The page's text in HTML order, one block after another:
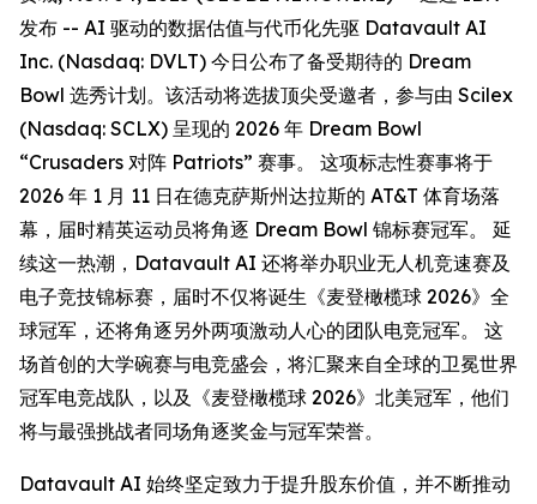
发布 -- AI 驱动的数据估值与代币化先驱 Datavault AI
Inc. (Nasdaq: DVLT) 今日公布了备受期待的 Dream
Bowl 选秀计划。该活动将选拔顶尖受邀者，参与由 Scilex
(Nasdaq: SCLX) 呈现的 2026 年 Dream Bowl
“Crusaders 对阵 Patriots” 赛事。 这项标志性赛事将于
2026 年 1 月 11 日在德克萨斯州达拉斯的 AT&T 体育场落
幕，届时精英运动员将角逐 Dream Bowl 锦标赛冠军。 延
续这一热潮，Datavault AI 还将举办职业无人机竞速赛及
电子竞技锦标赛，届时不仅将诞生《麦登橄榄球 2026》全
球冠军，还将角逐另外两项激动人心的团队电竞冠军。 这
场首创的大学碗赛与电竞盛会，将汇聚来自全球的卫冕世界
冠军电竞战队，以及《麦登橄榄球 2026》北美冠军，他们
将与最强挑战者同场角逐奖金与冠军荣誉。
Datavault AI 始终坚定致力于提升股东价值，并不断推动